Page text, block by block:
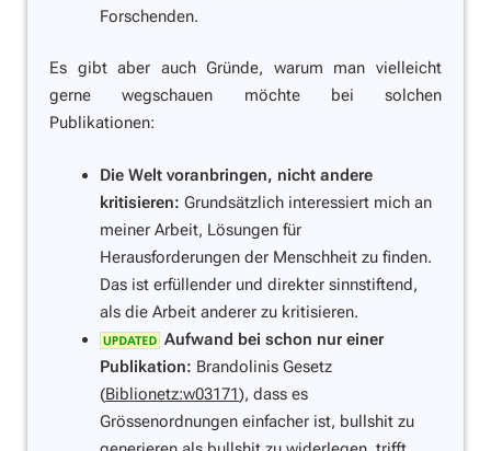
Forschenden.
Es gibt aber auch Gründe, warum man vielleicht
gerne wegschauen möchte bei solchen
Publikationen:
Die Welt voranbringen, nicht andere
kritisieren: Grundsätzlich interessiert mich an
meiner Arbeit, Lösungen für
Herausforderungen der Menschheit zu finden.
Das ist erfüllender und direkter sinnstiftend,
als die Arbeit anderer zu kritisieren.
Aufwand bei schon nur einer
Publikation: Brandolinis Gesetz
(Biblionetz:w03171), dass es
Grössenordnungen einfacher ist, bullshit zu